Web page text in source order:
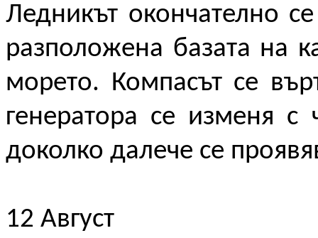
Ледникът окончателно
разположена базата на
морето. Компасът се
генератора се изменя с
доколко далече се
12 Август